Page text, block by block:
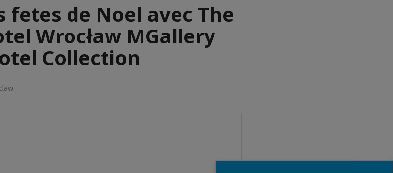
fetes de Noel avec The
Wrocław MGallery
Collection